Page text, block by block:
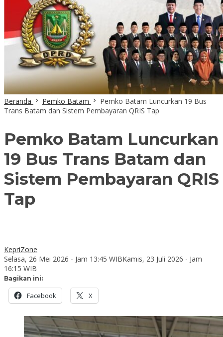
Beranda Pemko Batam
Pemko Batam Luncurkan 19 Bus
Trans Batam dan Sistem Pembayaran QRIS Tap
Pemko Batam Luncurkan
19 Bus Trans Batam dan
Sistem Pembayaran QRIS
Tap
KepriZone
Selasa, 26 Mei 2026 - Jam 13:45 WIBKamis, 23 Juli 2026 - Jam
16:15 WIB
Bagikan ini:
Facebook X